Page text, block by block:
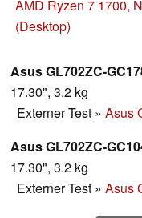
Grundzüge der
AMD Ryzen 7 1700,
(Desktop)
Asus GL702ZC-
17.30", 3.2 kg
Externer Test » Asus
Asus GL702ZC-
17.30", 3.2 kg
Externer Test » Asus